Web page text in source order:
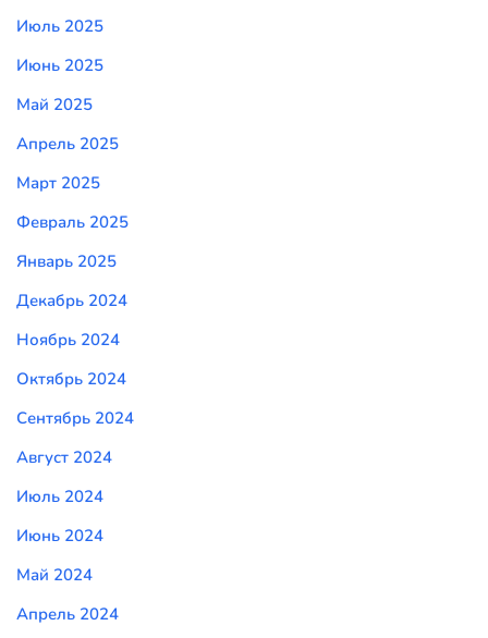
Июль 2025
Июнь 2025
Май 2025
Апрель 2025
Март 2025
Февраль 2025
Январь 2025
Декабрь 2024
Ноябрь 2024
Октябрь 2024
Сентябрь 2024
Август 2024
Июль 2024
Июнь 2024
Май 2024
Апрель 2024